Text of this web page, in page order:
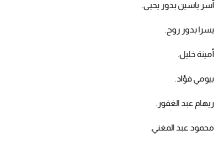
آسر ياسين بدور يحيى.
يسرا بدور روح.
أمينة خليل.
بيومي فؤاد.
ريهام عبد الغفور.
محمود عبد المغني.